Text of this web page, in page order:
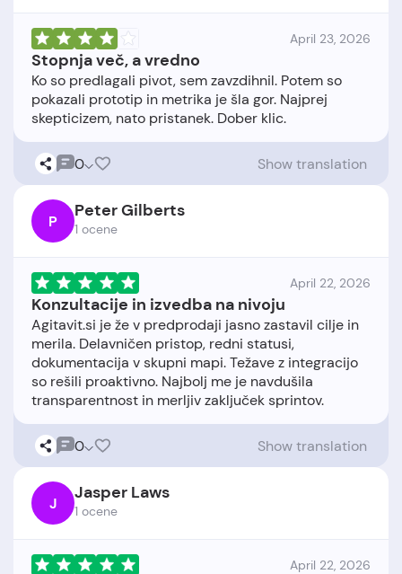
April 23, 2026
Stopnja več, a vredno
Ko so predlagali pivot, sem zavzdihnil. Potem so
pokazali prototip in metrika je šla gor. Najprej
0 Show translation
P Peter Gilberts
1 ocene
April 22, 2026
Konzultacije in izvedba na nivoju
Agitavit.si je že v predprodaji jasno zastavil cilje in
merila. Delavničen pristop, redni statusi,
dokumentacija v skupni mapi. Težave z integracijo
so rešili proaktivno. Najbolj me je navdušila
0 Show translation
J Jasper Laws
1 ocene
April 22, 2026